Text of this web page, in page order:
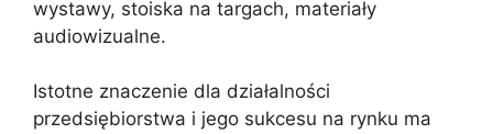
wystawy, stoiska na targach, materiały
audiowizualne.
Istotne znaczenie dla działalności
przedsiębiorstwa i jego sukcesu na rynku ma